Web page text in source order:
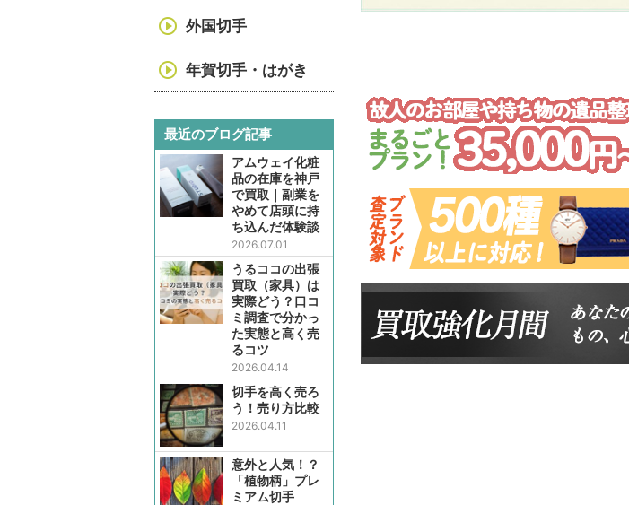
外国切手
年賀切手・はがき
最近のブログ記事
アムウェイ化粧
品の在庫を神戸
で買取｜副業を
やめて店頭に持
ち込んだ体験談
2026.07.01
うるココの出張
買取（家具）は
実際どう？口コ
ミ調査で分かっ
た実態と高く売
るコツ
2026.04.14
切手を高く売ろ
う！売り方比較
2026.04.11
意外と人気！？
「植物柄」プレ
ミアム切手